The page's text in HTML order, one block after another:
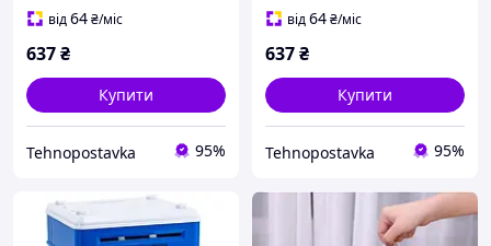
від64₴/міс
637₴
Купити
Tehnopostavka 95%
від64₴/міс
637₴
Купити
Tehnopostavka 95%